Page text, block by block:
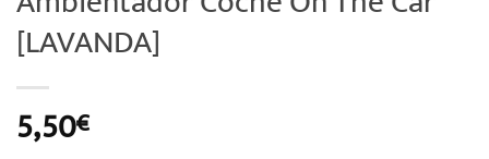
[LAVANDA]
5,50€